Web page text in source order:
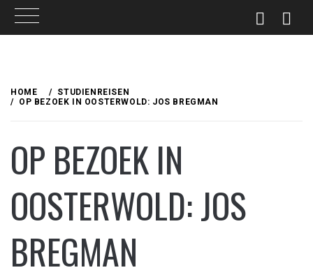
content
HOME
STUDIENREISEN
OP BEZOEK IN OOSTERWOLD: JOS BREGMAN
OP BEZOEK IN
OOSTERWOLD: JOS
BREGMAN